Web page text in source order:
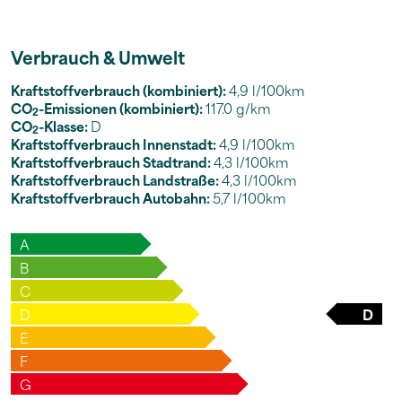
Verbrauch & Umwelt
Kraftstoffverbrauch (kombiniert):4,9 l/100km
CO2-Emissionen (kombiniert):117.0 g/km
CO2-Klasse:D
Kraftstoffverbrauch Innenstadt:4,9 l/100km
Kraftstoffverbrauch Stadtrand:4,3 l/100km
Kraftstoffverbrauch Landstraße:4,3 l/100km
Kraftstoffverbrauch Autobahn:5,7 l/100km
A
B
C
D
D
E
F
G